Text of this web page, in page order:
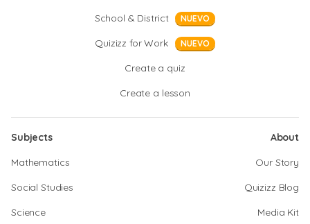
School & District
NUEVO
Quizizz for Work NUEVO
Create a quiz
Create a lesson
Subjects
Mathematics
Social Studies
Science
About
Our Story
Quizizz Blog
Media Kit